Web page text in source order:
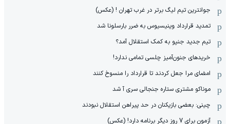
جوانترین تیم لیگ برتر در غرب تهران ! (عکس)
تمدید قرارداد وینیسیوس به ضرر بارسلونا شد
تیم جدید جنپو به کمک استقلال آمد؟
خریدهای جنون‌آمیز چلسی تمامی ندارد!
امضای مرا جعل کردند تا قرارداد را منسوخ کنند
موناکو مشتری ستاره جنجالی سری آ شد
چینی: بعضی بازیکنان در حد پیراهن استقلال نبودند
آزمون برای 7 روز دیگر برنامه دارد! (عکس)